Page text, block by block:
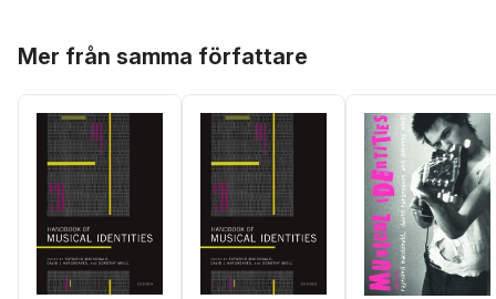
Mer från samma författare